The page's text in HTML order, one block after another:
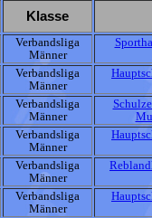
Klasse
Verbandsliga
Männer
Verbandsliga
Männer
Verbandsliga
Männer
Verbandsliga
Männer
Verbandsliga
Männer
Verbandsliga
Männer